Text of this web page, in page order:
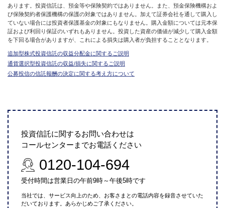
あります。投資信託は、預金等や保険契約ではありません。また、預金保険機構およ
び保険契約者保護機構の保護の対象ではありません。加えて証券会社を通して購入し
ていない場合には投資者保護基金の対象にもなりません。購入金額については元本保
証および利回り保証のいずれもありません。投資した資産の価値が減少して購入金額
を下回る場合がありますが、これによる損失は購入者が負担することとなります。
追加型株式投資信託の収益分配金に関するご説明
通貨選択型投資信託の収益/損失に関するご説明
公募投信の信託報酬の決定に関する考え方について
投資信託に関するお問い合わせは
コールセンターまでお電話ください
0120-104-694
受付時間は営業日の午前9時～午後5時です
当社では、サービス向上のため、お客さまとの電話内容を録音させていた
だいております。あらかじめご了承ください。